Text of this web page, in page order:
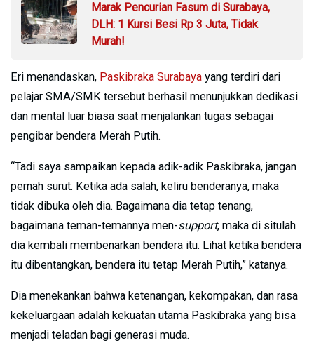
Marak Pencurian Fasum di Surabaya,
DLH: 1 Kursi Besi Rp 3 Juta, Tidak
Murah!
Eri menandaskan, Paskibraka Surabaya yang terdiri dari
pelajar SMA/SMK tersebut berhasil menunjukkan dedikasi
dan mental luar biasa saat menjalankan tugas sebagai
pengibar bendera Merah Putih.
“Tadi saya sampaikan kepada adik-adik Paskibraka, jangan
pernah surut. Ketika ada salah, keliru benderanya, maka
tidak dibuka oleh dia. Bagaimana dia tetap tenang,
bagaimana teman-temannya men-support, maka di situlah
dia kembali membenarkan bendera itu. Lihat ketika bendera
itu dibentangkan, bendera itu tetap Merah Putih,” katanya.
Dia menekankan bahwa ketenangan, kekompakan, dan rasa
kekeluargaan adalah kekuatan utama Paskibraka yang bisa
menjadi teladan bagi generasi muda.